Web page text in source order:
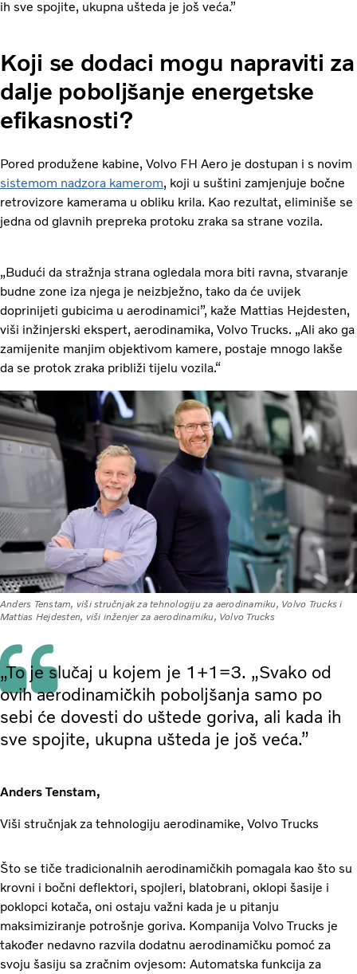
ih sve spojite, ukupna ušteda je još veća.”
Koji se dodaci mogu napraviti za
dalje poboljšanje energetske
efikasnosti?
Pored produžene kabine, Volvo FH Aero je dostupan i s novim
sistemom nadzora kamerom, koji u suštini zamjenjuje bočne
retrovizore kamerama u obliku krila. Kao rezultat, eliminiše se
jedna od glavnih prepreka protoku zraka sa strane vozila.
„Budući da stražnja strana ogledala mora biti ravna, stvaranje
budne zone iza njega je neizbježno, tako da će uvijek
doprinijeti gubicima u aerodinamici”, kaže Mattias Hejdesten,
viši inžinjerski ekspert, aerodinamika, Volvo Trucks. „Ali ako ga
zamijenite manjim objektivom kamere, postaje mnogo lakše
da se protok zraka približi tijelu vozila.“
Anders Tenstam, viši stručnjak za tehnologiju za aerodinamiku, Volvo Trucks i
Mattias Hejdesten, viši inženjer za aerodinamiku, Volvo Trucks
„To je slučaj u kojem je 1+1=3. „Svako od
ovih aerodinamičkih poboljšanja samo po
sebi će dovesti do uštede goriva, ali kada ih
sve spojite, ukupna ušteda je još veća.”
Anders Tenstam,
Viši stručnjak za tehnologiju aerodinamike, Volvo Trucks
Što se tiče tradicionalnih aerodinamičkih pomagala kao što su
krovni i bočni deflektori, spojleri, blatobrani, oklopi šasije i
poklopci kotača, oni ostaju važni kada je u pitanju
maksimiziranje potrošnje goriva. Kompanija Volvo Trucks je
također nedavno razvila dodatnu aerodinamičku pomoć za
svoju šasiju sa zračnim ovjesom: Automatska funkcija za